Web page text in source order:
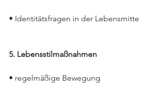
• Identitätsfragen in der Lebensmitte
5. Lebensstilmaßnahmen
• regelmäßige Bewegung